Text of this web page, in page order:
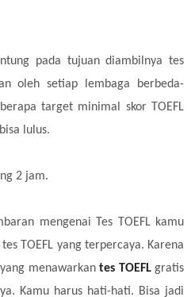
pada tujuan diambilnya tes
oleh setiap lembaga berbeda-
target minimal skor TOEFL
lulus.
2 jam.
mengenai Tes TOEFL kamu
TOEFL yang terpercaya. Karena
menawarkantes TOEFLgratis
Kamu harus hati-hati. Bisa jadi